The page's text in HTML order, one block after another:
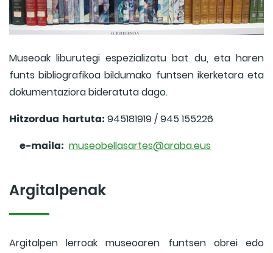
Museoak liburutegi espezializatu bat du, eta haren
funts bibliografikoa bildumako funtsen ikerketara eta
dokumentaziora bideratuta dago.
Hitzordua hartuta: 945181919 / 945 155226
e-maila: museobellasartes@araba.eus
Argitalpenak
Argitalpen lerroak museoaren funtsen obrei edo